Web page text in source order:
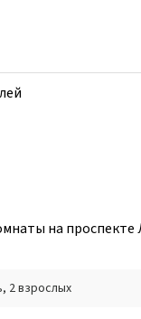
на проспекте
, 2 взрослых